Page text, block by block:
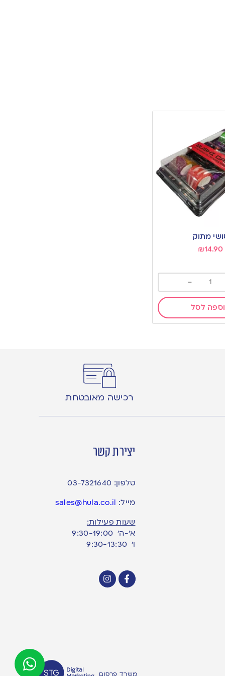
מתוק
₪14.90
-
לסל
רכישה מאובטחת
יצירת קשר
טלפון: 03-7321640
מייל: sales@hula.co.il
שעות פעילות:
א’-ה’ 9:30-19:00
ו׳ 9:30-13:30
משרד פרסום